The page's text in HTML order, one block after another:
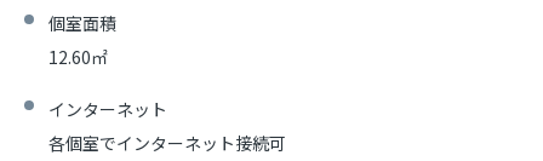
個室面積
12.60㎡
インターネット
各個室でインターネット接続可